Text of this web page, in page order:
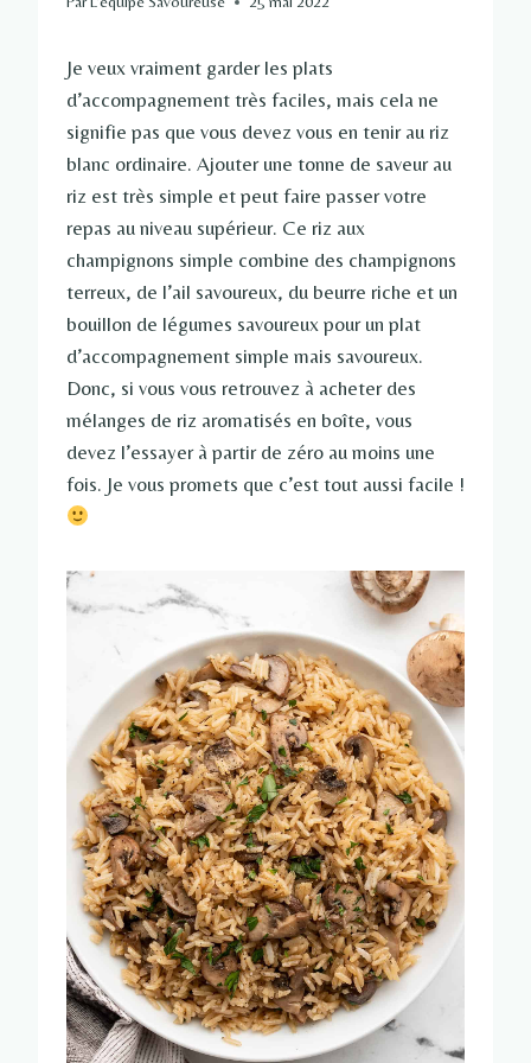
Je veux vraiment garder les plats
d’accompagnement très faciles, mais cela ne
signifie pas que vous devez vous en tenir au riz
blanc ordinaire. Ajouter une tonne de saveur au
riz est très simple et peut faire passer votre
repas au niveau supérieur. Ce riz aux
champignons simple combine des champignons
terreux, de l’ail savoureux, du beurre riche et un
bouillon de légumes savoureux pour un plat
d’accompagnement simple mais savoureux.
Donc, si vous vous retrouvez à acheter des
mélanges de riz aromatisés en boîte, vous
devez l’essayer à partir de zéro au moins une
fois. Je vous promets que c’est tout aussi facile !